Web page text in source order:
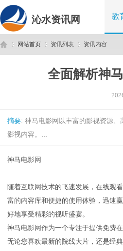
沁水资讯网 教
网站首页 资讯列表 资讯内容
全面解析神
摘要: 神马电影网以丰富的影视资源
影视内容。...
神马电影网
随着互联网技术的飞速发展，在线观
富的内容库和便捷的使用体验，迅速
好地享受精彩的视听盛宴。
神马电影网作为一个专注于提供免费
无论您喜欢最新的院线大片，还是经